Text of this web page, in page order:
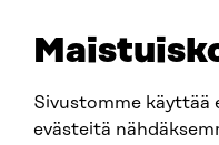
Sivustomme käyttää
evästeitä
SITRA SOSIAALISESSA